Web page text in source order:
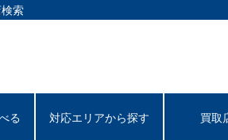
索
る 対応エリアから探す 買取